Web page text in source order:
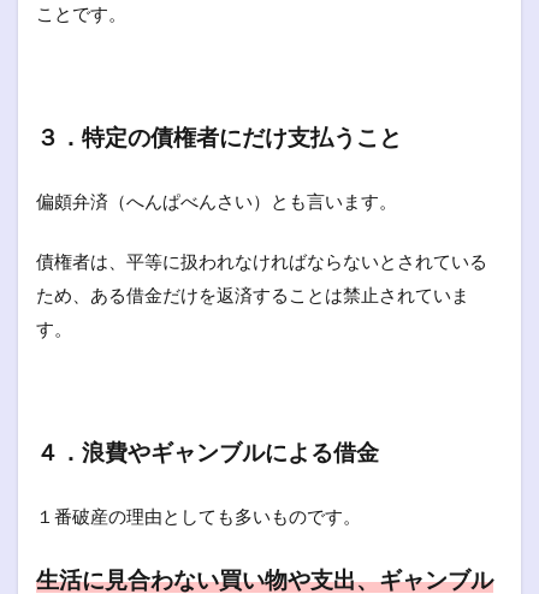
ことです。
３．特定の債権者にだけ支払うこと
偏頗弁済（へんぱべんさい）とも言います。
債権者は、平等に扱われなければならないとされている
ため、ある借金だけを返済することは禁止されていま
す。
４．浪費やギャンブルによる借金
１番破産の理由としても多いものです。
生活に見合わない買い物や支出、ギャンブル